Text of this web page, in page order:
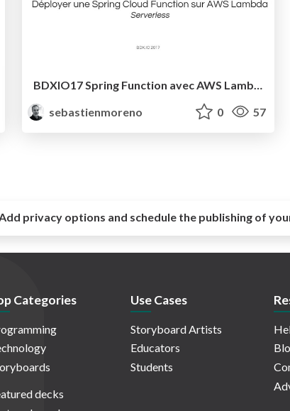
sebastienmoreno
0 57
privacy options and schedule the publishing of
Categories
decks
Use Cases
Storyboard Artists
Educators
Students